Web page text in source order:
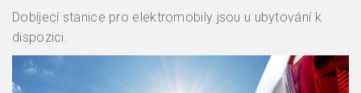
Dobíjecí stanice pro elektromobily jsou u ubytování k
dispozici.